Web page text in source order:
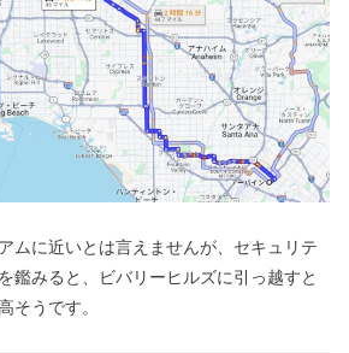
ムに近いとは言えませんが、セキュリテ
鑑みると、ビバリーヒルズに引っ越すと
そうです。